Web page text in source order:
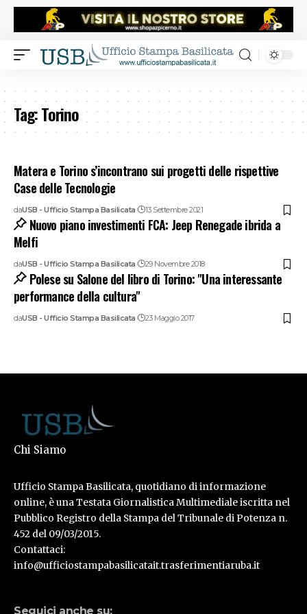
Tag:Torino
Matera e Torino s’incontrano sui progetti delle rispettive
Case delle Tecnologie
daUSB - Ufficio Stampa Basilicata 13 Settembre 2021
Nuovo piano investimenti FCA: Jeep Renegade ibrida a
Melfi
daUSB - Ufficio Stampa Basilicata 29 Novembre 2018
Polese su Salone del libro di Torino: "Una interessante
performance della cultura"
daUSB - Ufficio Stampa Basilicata 23 Maggio 2017
Chi Siamo
Ufficio Stampa Basilicata, quotidiano di informazione
online, è una Testata Giornalistica Multimediale iscritta nel
Pubblico Registro della Stampa del Tribunale di Potenza n.
452 del 09/03/2015.
Contattaci:
info@ufficiostampabasilicatait.trasferimentiaruba.it
Seguici anche su: